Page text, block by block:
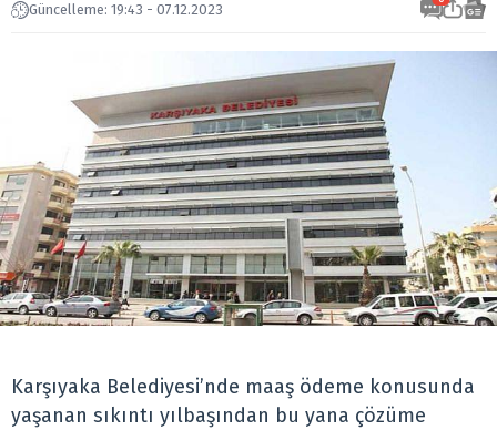
Güncelleme: 19:43 - 07.12.2023
Karşıyaka Belediyesi’nde maaş ödeme konusunda
yaşanan sıkıntı yılbaşından bu yana çözüme